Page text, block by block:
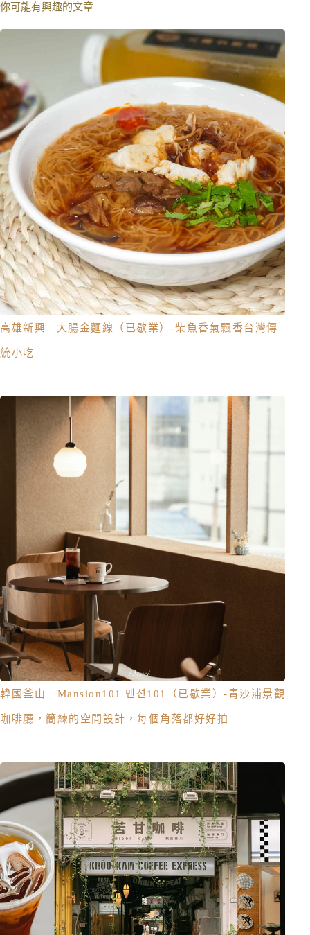
你可能有興趣的文章
高雄新興 | 大腸金麵線（已歇業）-柴魚香氣飄香台灣傳
統小吃
韓國釜山｜Mansion101 맨션101（已歇業）-青沙浦景觀
咖啡廳，簡練的空間設計，每個角落都好好拍